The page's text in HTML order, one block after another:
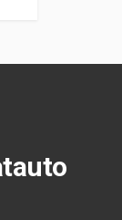
₫ đến 522.000 ₫